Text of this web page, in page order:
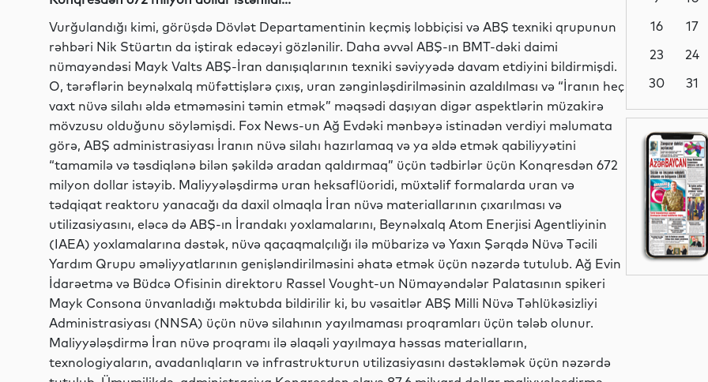
Vurğulandığı kimi, görüşdə Dövlət Departamentinin keçmiş lobbiçisi və ABŞ texniki qrupunun
rəhbəri Nik Stüartın da iştirak edəcəyi gözlənilir. Daha əvvəl ABŞ-ın BMT-dəki daimi
nümayəndəsi Mayk Valts ABŞ-İran danışıqlarının texniki səviyyədə davam etdiyini bildirmişdi.
O, tərəflərin beynəlxalq müfəttişlərə çıxış, uran zənginləşdirilməsinin azaldılması və “İranın heç
vaxt nüvə silahı əldə etməməsini təmin etmək” məqsədi daşıyan digər aspektlərin müzakirə
mövzusu olduğunu söyləmişdi. Fox News-un Ağ Evdəki mənbəyə istinadən verdiyi məlumata
görə, ABŞ administrasiyası İranın nüvə silahı hazırlamaq və ya əldə etmək qabiliyyətini
“tamamilə və təsdiqlənə bilən şəkildə aradan qaldırmaq” üçün tədbirlər üçün Konqresdən 672
milyon dollar istəyib. Maliyyələşdirmə uran heksaflüoridi, müxtəlif formalarda uran və
tədqiqat reaktoru yanacağı da daxil olmaqla İran nüvə materiallarının çıxarılması və
utilizasiyasını, eləcə də ABŞ-ın İrandakı yoxlamalarını, Beynəlxalq Atom Enerjisi Agentliyinin
(IAEA) yoxlamalarına dəstək, nüvə qaçaqmalçılığı ilə mübarizə və Yaxın Şərqdə Nüvə Təcili
Yardım Qrupu əməliyyatlarının genişləndirilməsini əhatə etmək üçün nəzərdə tutulub. Ağ Evin
İdarəetmə və Büdcə Ofisinin direktoru Rassel Vought-un Nümayəndələr Palatasının spikeri
Mayk Consona ünvanladığı məktubda bildirilir ki, bu vəsaitlər ABŞ Milli Nüvə Təhlükəsizliyi
Administrasiyası (NNSA) üçün nüvə silahının yayılmaması proqramları üçün tələb olunur.
Maliyyələşdirmə İran nüvə proqramı ilə əlaqəli yayılmaya həssas materialların,
texnologiyaların, avadanlıqların və infrastrukturun utilizasiyasını dəstəkləmək üçün nəzərdə
Elm
İqtisadiyyat
Elm
16
17
23
24
30
31